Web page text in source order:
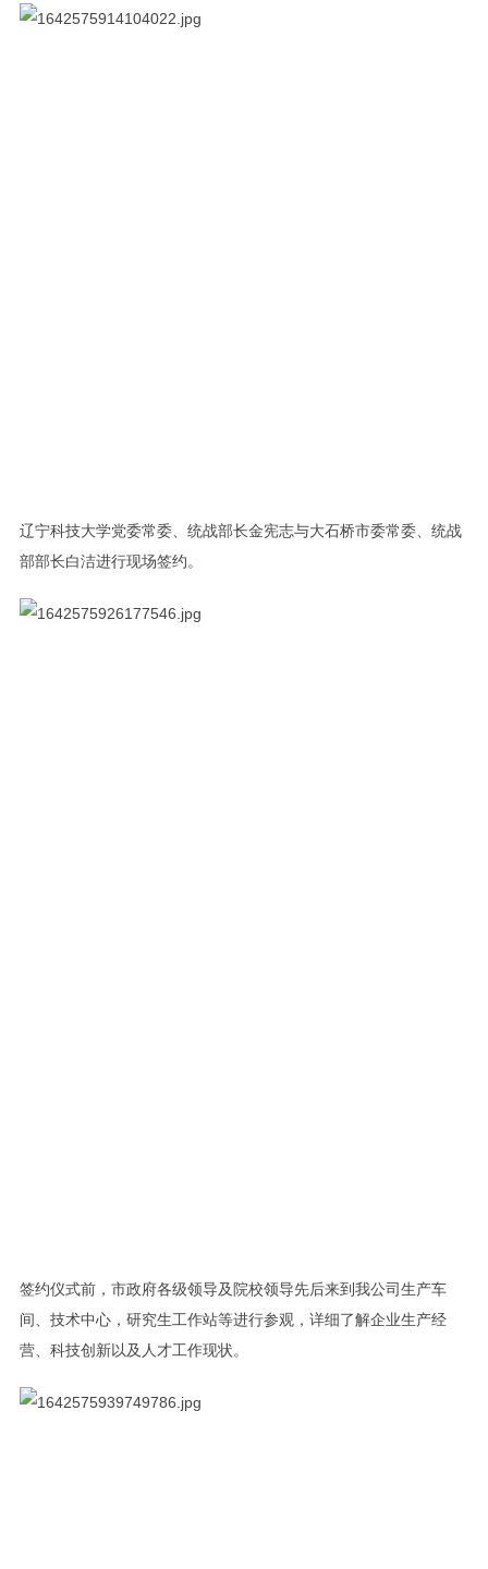
辽宁科技大学党委常委、统战部长金宪志与大石桥市委常委、统战
部部长白洁进行现场签约。
签约仪式前，市政府各级领导及院校领导先后来到我公司生产车
间、技术中心，研究生工作站等进行参观，详细了解企业生产经
营、科技创新以及人才工作现状。